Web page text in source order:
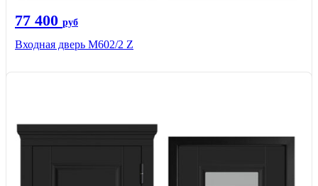
77 400 руб
Входная дверь М602/2 Z